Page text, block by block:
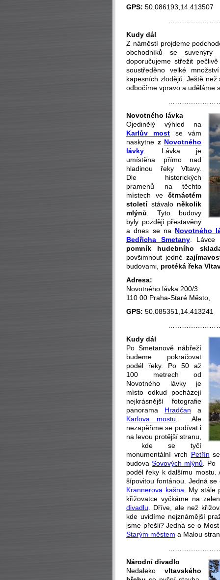
GPS: 50.086193,14.413507
Kudy dál
Z náměstí projdeme
obchodníků se
doporučujeme střežit
soustředěno velké
kapesních zlodějů. Ještě
odbočíme vpravo a uděláme
Novotného lávka
Ojedinělý výhled na
Karlův most se vám
naskytne z Novotného
lávky. Lávka je
umístěna přímo nad
hladinou řeky Vltavy.
Dle historických
pramenů na těchto
místech ve čtrnáctém
století stávalo několik
mlýnů. Tyto budovy
byly později přestavěny
a dnes se na Novotného
Bedřicha Smetany. Lávce
pomník hudebního
povšimnout jedné
budovami, protéká řeka
Adresa:
Novotného lávka 200/3
110 00 Praha-Staré Město,
GPS: 50.085351,14.413241
Kudy dál
Po Smetanově nábřeží
budeme pokračovat
podél řeky. Po 50 až
100 metrech od
Novotného lávky je
místo odkud pocházejí
nejkrásnější fotografie
panorama Hradčan a
Karlova mostu. Ale
nezapěňme se podívat i
na levou protější stranu,
kde se tyčí
monumentální vrch Petřín
budova Sovových mlýnů. Po
podél řeky k dalšímu
šípovitou fontánou. Jedná
Krannerova kašna. My stále
křižovatce vyčkáme na
divadlu. Dříve, ale než
kde uvidíme nejznámější
jsme přešli? Jedná se o
Starým městem a Malou
Národní divadlo
Nedaleko vltavského